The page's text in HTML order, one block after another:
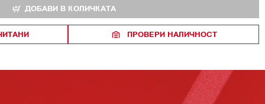
ДОБАВИ В КОЛИЧКАТА
ПРОВЕРИ НАЛИЧНОСТ